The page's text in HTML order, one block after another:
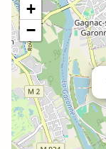
+
−